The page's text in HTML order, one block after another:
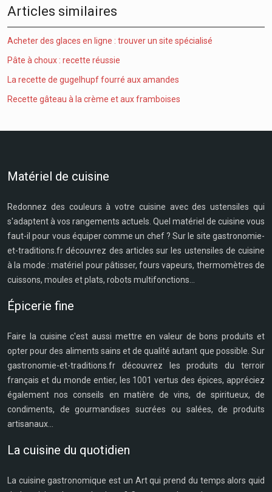
Articles similaires
Acheter des glaces en ligne : trouver un site spécialisé
Pâte à choux : recette réussie
La recette de gugelhupf fourré aux amandes
Recette gâteau à la crème et aux framboises
Matériel de cuisine
Redonnez des couleurs à votre cuisine avec des ustensiles qui
s'adaptent à vos rangements actuels. Quel matériel de cuisine vous
faut-il pour vous équiper comme un chef ? Sur le site gastronomie-
et-traditions.fr découvrez des articles sur les ustensiles de cuisine
à la mode : matériel pour pâtisser, fours vapeurs, thermomètres de
cuissons, moules et plats, robots multifonctions...
Épicerie fine
Faire la cuisine c'est aussi mettre en valeur de bons produits et
opter pour des aliments sains et de qualité autant que possible. Sur
gastronomie-et-traditions.fr découvrez les produits du terroir
français et du monde entier, les 1001 vertus des épices, appréciez
également nos conseils en matière de vins, de spiritueux, de
condiments, de gourmandises sucrées ou salées, de produits
artisanaux...
La cuisine du quotidien
La cuisine gastronomique est un Art qui prend du temps alors quid